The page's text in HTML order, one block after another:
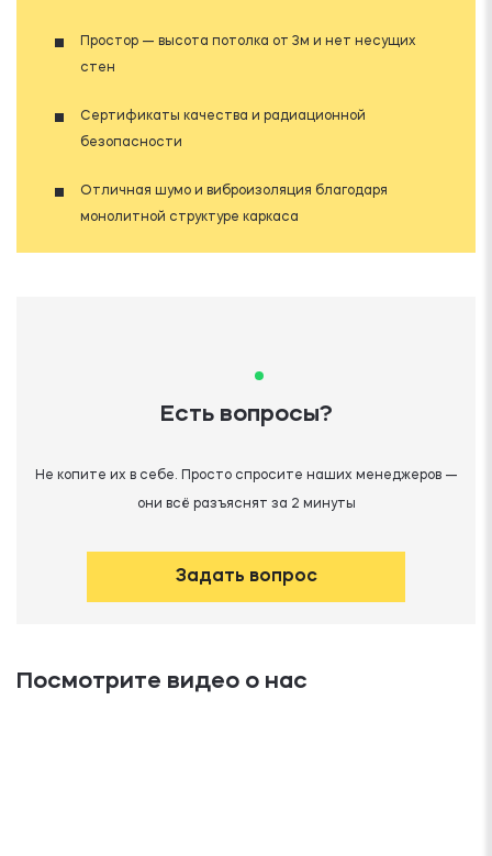
Простор — высота потолка от 3м и нет несущих
стен
Сертификаты качества и радиационной
безопасности
Отличная шумо и виброизоляция благодаря
монолитной структуре каркаса
Есть вопросы?
Не копите их в себе. Просто спросите наших менеджеров —
они всё разъяснят за 2 минуты
Задать вопрос
Посмотрите видео о нас